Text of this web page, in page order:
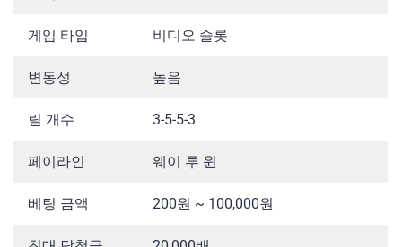
게임 타입 비디오 슬롯
변동성 높음
릴 개수 3-5-5-3
페이라인 웨이 투 윈
베팅 금액 200원 ~ 100,000원